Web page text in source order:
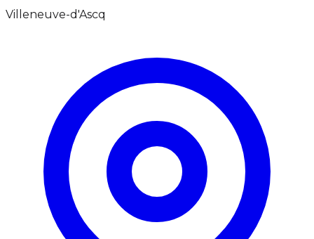
Villeneuve-d'Ascq